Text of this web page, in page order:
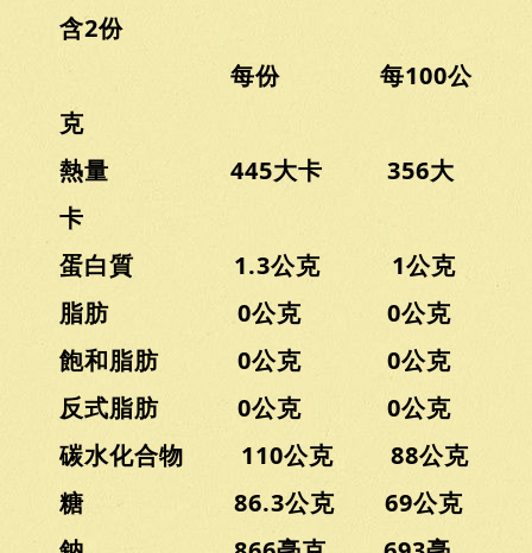
含2份
每份 每100公
克
熱量 445大卡 356大
卡
蛋白質 1.3公克 1公克
脂肪 0公克 0公克
飽和脂肪 0公克 0公克
反式脂肪 0公克 0公克
碳水化合物 110公克 88公克
糖 86.3公克 69公克